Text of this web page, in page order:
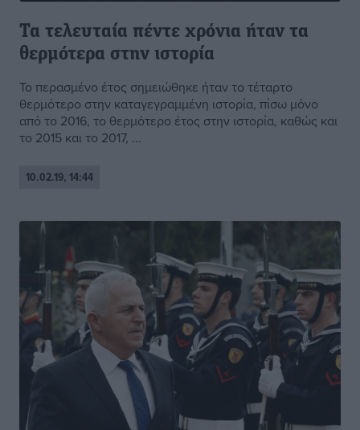
Τα τελευταία πέντε χρόνια ήταν τα
θερμότερα στην ιστορία
Το περασμένο έτος σημειώθηκε ήταν το τέταρτο
θερμότερο στην καταγεγραμμένη ιστορία, πίσω μόνο
από το 2016, το θερμότερο έτος στην ιστορία, καθώς και
το 2015 και το 2017, ...
10.02.19, 14:44